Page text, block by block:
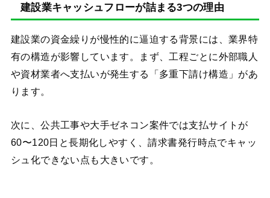
建設業キャッシュフローが詰まる3つの理由
建設業の資金繰りが慢性的に逼迫する背景には、業界特
有の構造が影響しています。まず、工程ごとに外部職人
や資材業者へ支払いが発生する「多重下請け構造」があ
ります。
次に、公共工事や大手ゼネコン案件では支払サイトが
60〜120日と長期化しやすく、請求書発行時点でキャッ
シュ化できない点も大きいです。